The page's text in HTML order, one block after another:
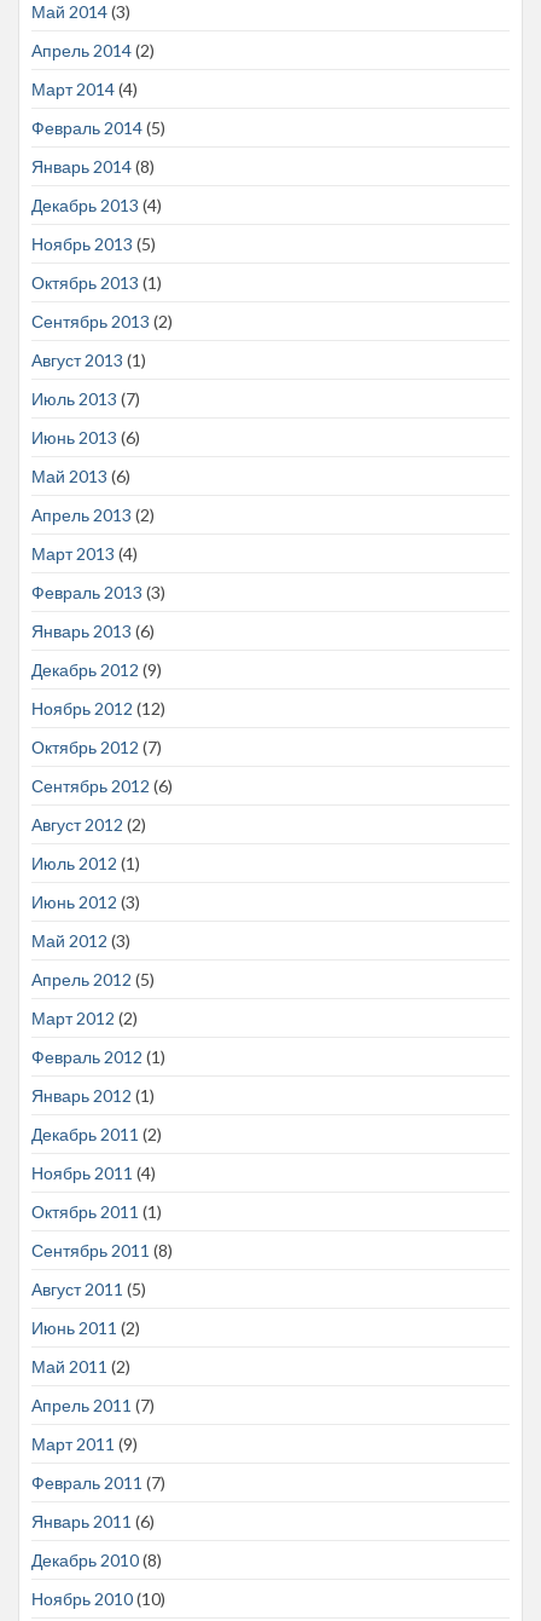
Май 2014(3)
Апрель 2014(2)
Март 2014(4)
Февраль 2014(5)
Январь 2014(8)
Декабрь 2013 (4)
Ноябрь 2013 (5)
Октябрь 2013 (1)
Сентябрь 2013 (2)
Август 2013 (1)
Июль 2013 (7)
Июнь 2013 (6)
Май 2013 (6)
Апрель 2013 (2)
Март 2013 (4)
Февраль 2013 (3)
Январь 2013 (6)
Декабрь 2012 (9)
Ноябрь 2012 (12)
Октябрь 2012 (7)
Сентябрь 2012 (6)
Август 2012 (2)
Июль 2012 (1)
Июнь 2012 (3)
Май 2012 (3)
Апрель 2012 (5)
Март 2012 (2)
Февраль 2012 (1)
Январь 2012 (1)
Декабрь 2011 (2)
Ноябрь 2011 (4)
Октябрь 2011 (1)
Сентябрь 2011 (8)
Август 2011 (5)
Июнь 2011 (2)
Май 2011 (2)
Апрель 2011 (7)
Март 2011 (9)
Февраль 2011 (7)
Январь 2011 (6)
Декабрь 2010(8)
Ноябрь 2010(10)